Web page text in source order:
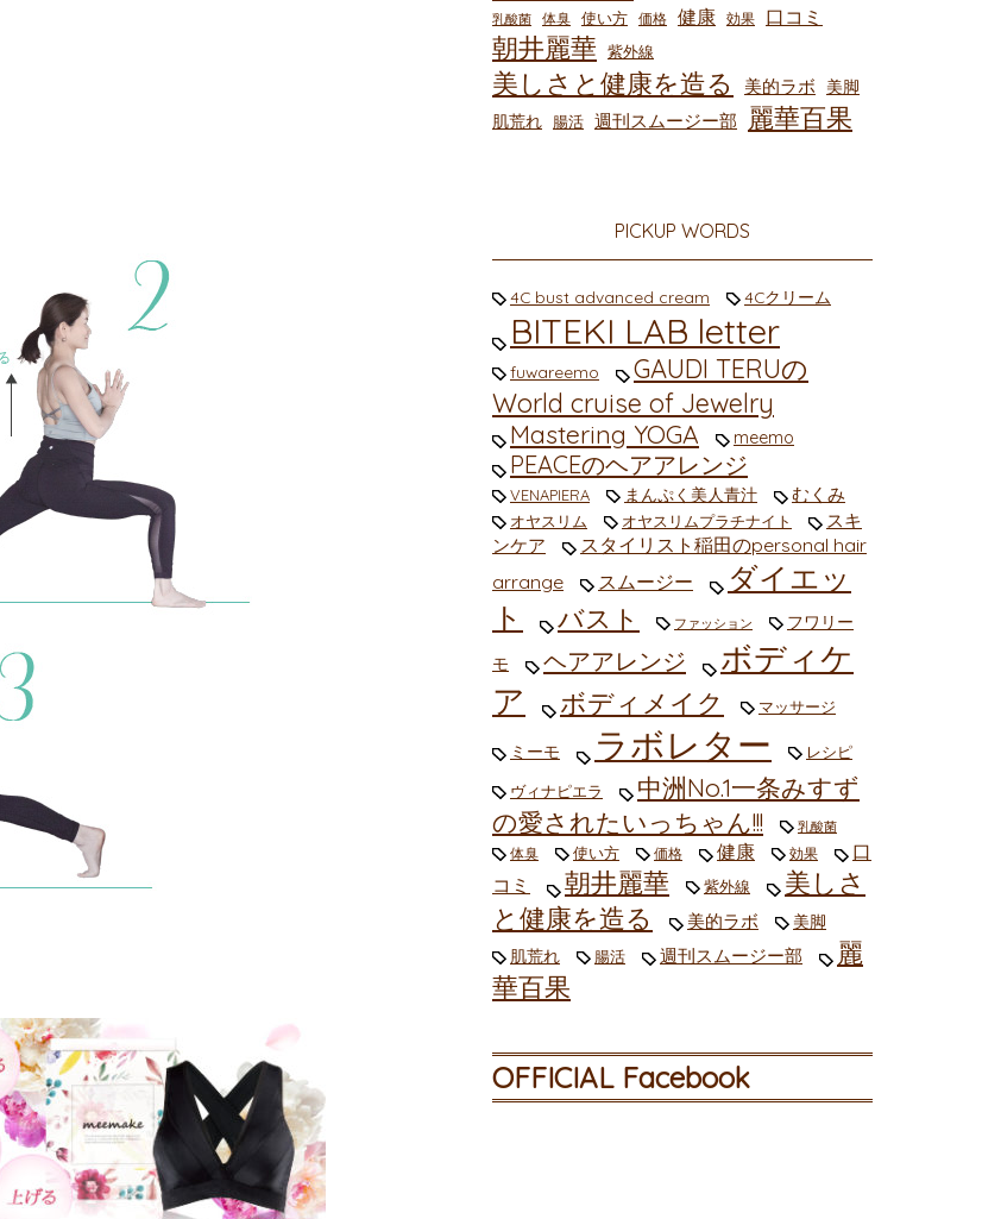
乳酸菌 体臭 使い方 価格 健康 効果 口コミ
朝井麗華 紫外線
美しさと健康を造る 美的ラボ
美脚
肌荒れ
腸活 週刊スムージー部 麗華百果
PICKUP WORDS
4C bust advanced cream 4Cクリーム
BITEKI LAB letter
fuwareemo
GAUDI TERUの
World cruise of Jewelry
Mastering YOGA meemo
PEACEのヘアアレンジ
VENAPIERA まんぷく美人青汁 むくみ
オヤスリム オヤスリムプラチナイト
スキ
ンケア
スタイリスト稲田のpersonal hair
arrange
スムージー
ダイエッ
ト
バスト ファッション フワリー
モ ヘアアレンジ
ボディケ
ア
ボディメイク マッサージ
ミーモ ラボレター レシピ
ヴィナピエラ
中洲No.1一条みすず
の愛されたいっちゃん!!!
乳酸菌
体臭 使い方 価格 健康 効果
口
コミ
朝井麗華 紫外線
美しさ
と健康を造る
美的ラボ
美脚
肌荒れ
腸活 週刊スムージー部
麗
華百果
OFFICIAL Facebook